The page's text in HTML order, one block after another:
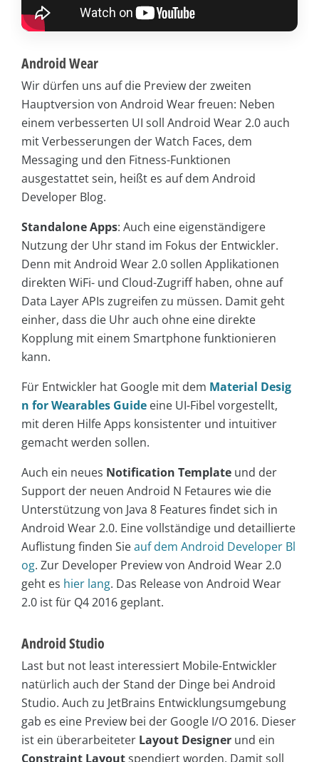
Android Wear
Wir dürfen uns auf die Preview der zweiten
Hauptversion von Android Wear freuen: Neben
einem verbesserten UI soll Android Wear 2.0 auch
mit Verbesserungen der Watch Faces, dem
Messaging und den Fitness-Funktionen
ausgestattet sein, heißt es auf dem Android
Developer Blog.
Standalone Apps: Auch eine eigenständigere
Nutzung der Uhr stand im Fokus der Entwickler.
Denn mit Android Wear 2.0 sollen Applikationen
direkten WiFi- und Cloud-Zugriff haben, ohne auf
Data Layer APIs zugreifen zu müssen. Damit geht
einher, dass die Uhr auch ohne eine direkte
Kopplung mit einem Smartphone funktionieren
kann.
Für Entwickler hat Google mit dem Material Desig
n for Wearables Guide eine UI-Fibel vorgestellt,
mit deren Hilfe Apps konsistenter und intuitiver
gemacht werden sollen.
Auch ein neues Notification Template und der
Support der neuen Android N Fetaures wie die
Unterstützung von Java 8 Features findet sich in
Android Wear 2.0. Eine vollständige und detaillierte
Auflistung finden Sieauf dem Android Developer Bl
og. Zur Developer Preview von Android Wear 2.0
geht es hier lang. Das Release von Android Wear
2.0 ist für Q4 2016 geplant.
Android Studio
Last but not least interessiert Mobile-Entwickler
natürlich auch der Stand der Dinge bei Android
Studio. Auch zu JetBrains Entwicklungsumgebung
gab es eine Preview bei der Google I/O 2016. Dieser
ist ein überarbeiteter Layout Designer und ein
Constraint Layoutspendiert worden. Damit soll